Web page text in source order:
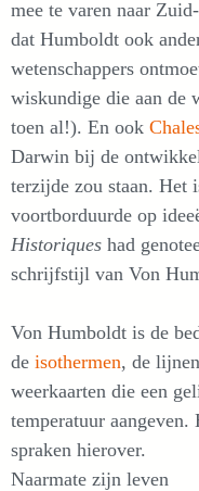
mee te varen naar
dat Humboldt ook
wetenschappers
wiskundige die aan de
toen al!). En ook
Darwin bij de
terzijde zou staan. Het
voortborduurde op
Historiques had
schrijfstijl van Von
Von Humboldt is de
de isothermen, de
weerkaarten die een
temperatuur
spraken hierover.
Naarmate zijn leven